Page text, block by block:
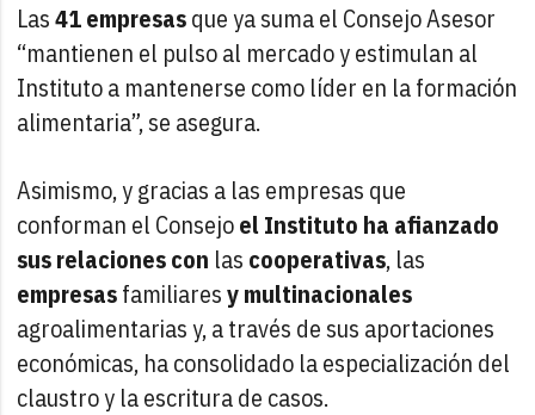
Las41 empresasque ya suma el Consejo Asesor
“mantienen el pulso al mercado y estimulan al
Instituto a mantenerse como líder en la formación
alimentaria”, se asegura.
Asimismo, y gracias a las empresas que
conforman el Consejoel Instituto ha afianzado
sus relaciones con las cooperativas, las
empresasfamiliaresy multinacionales
agroalimentarias y, a través de sus aportaciones
económicas, ha consolidado la especialización del
claustro y la escritura de casos.